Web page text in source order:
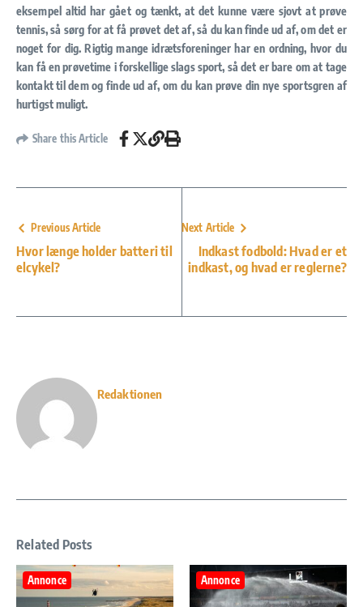
eksempel altid har gået og tænkt, at det kunne være sjovt at prøve
tennis, så sørg for at få prøvet det af, så du kan finde ud af, om det er
noget for dig. Rigtig mange idrætsforeninger har en ordning, hvor du
kan få en prøvetime i forskellige slags sport, så det er bare om at tage
kontakt til dem og finde ud af, om du kan prøve din nye sportsgren af
hurtigst muligt.
Share this Article
Previous Article
Hvor længe holder batteri til
elcykel?
Next Article
Indkast fodbold: Hvad er et
indkast, og hvad er reglerne?
Redaktionen
Related Posts
Annonce Annonce